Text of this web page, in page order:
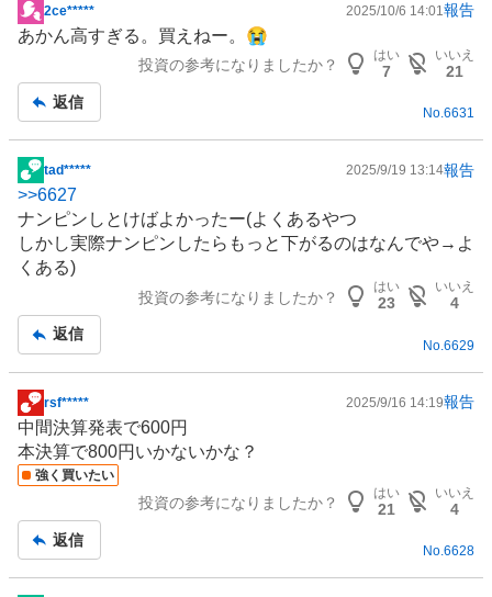
掲
示
事
2ce***** 2025/10/6 14:01 報告
あかん高すぎる。買えねー。😭
投資の参考になりましたか？
はい
7
いいえ
21
返信
No.6631
掲
示
板
記
事
tad***** 2025/9/19 13:14報告
>>6627
ナンピンしとけばよかったー(よくあるやつ
しかし実際ナンピンしたらもっと下がるのはなんでや→よ
くある)
投資の参考になりましたか？
はい
23
いいえ
4
返信
No. 6629
掲
示
板
記
rsf***** 2025/9/16 14:19報告
中間決算発表で600円
本決算で800円いかないかな？
強く買いたい
投資の参考になりましたか？
はい
21
いいえ
4
返信
No.6628